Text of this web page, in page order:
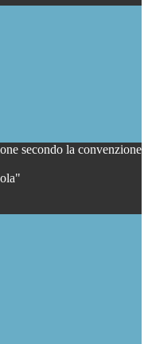
secondo la convenzione